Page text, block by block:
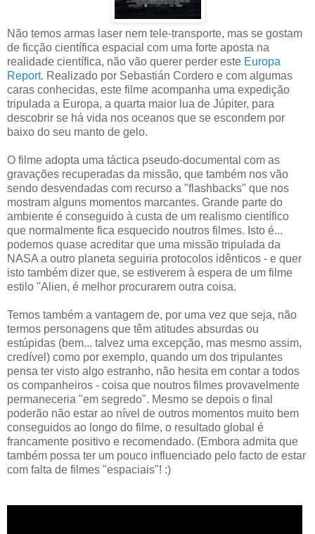
Não temos armas laser nem tele-transporte, mas se gostam
de ficção científica espacial com uma forte aposta na
realidade científica, não vão querer perder este Europa
Report. Realizado por Sebastián Cordero e com algumas
caras conhecidas, este filme acompanha uma expedição
tripulada a Europa, a quarta maior lua de Júpiter, para
descobrir se há vida nos oceanos que se escondem por
baixo do seu manto de gelo.
O filme adopta uma táctica pseudo-documental com as
gravações recuperadas da missão, que também nos vão
sendo desvendadas com recurso a "flashbacks" que nos
mostram alguns momentos marcantes. Grande parte do
ambiente é conseguido à custa de um realismo científico
que normalmente fica esquecido noutros filmes. Isto é...
podemos quase acreditar que uma missão tripulada da
NASA a outro planeta seguiria protocolos idênticos - e quer
isto também dizer que, se estiverem à espera de um filme
estilo "Alien, é melhor procurarem outra coisa.
Temos também a vantagem de, por uma vez que seja, não
termos personagens que têm atitudes absurdas ou
estúpidas (bem... talvez uma excepção, mas mesmo assim,
credível) como por exemplo, quando um dos tripulantes
pensa ter visto algo estranho, não hesita em contar a todos
os companheiros - coisa que noutros filmes provavelmente
permaneceria "em segredo". Mesmo se depois o final
poderão não estar ao nível de outros momentos muito bem
conseguidos ao longo do filme, o resultado global é
francamente positivo e recomendado. (Embora admita que
também possa ter um pouco influenciado pelo facto de estar
com falta de filmes "espaciais"! :)